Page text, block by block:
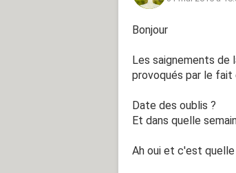
Bonjour
Les saignements de
provoqués par le fait
Date des oublis ?
Et dans quelle
Ah oui et c'est quelle